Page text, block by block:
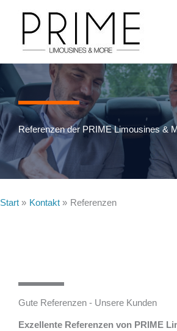
springen
springen
Referenzen der PRIME Limousines &
Start Kontakt Referenzen
Gute Referenzen - Unsere Kunden
Exzellente Referenzen von PRIME